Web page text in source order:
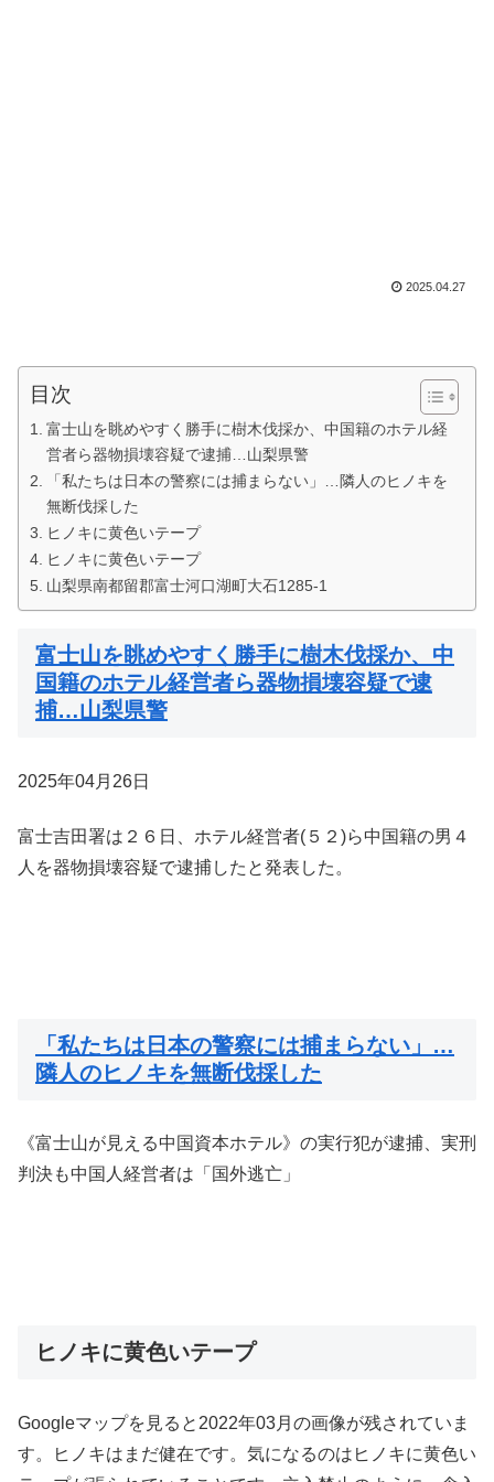
2025.04.27
目次
富士山を眺めやすく勝手に樹木伐採か、中国籍のホテル経
営者ら器物損壊容疑で逮捕…山梨県警
「私たちは日本の警察には捕まらない」…隣人のヒノキを
無断伐採した
ヒノキに黄色いテープ
ヒノキに黄色いテープ
山梨県南都留郡富士河口湖町大石1285-1
富士山を眺めやすく勝手に樹木伐採か、中
国籍のホテル経営者ら器物損壊容疑で逮
捕…山梨県警
2025年04月26日
富士吉田署は２６日、ホテル経営者(５２)ら中国籍の男４
人を器物損壊容疑で逮捕したと発表した。
「私たちは日本の警察には捕まらない」…
隣人のヒノキを無断伐採した
《富士山が見える中国資本ホテル》の実行犯が逮捕、実刑
判決も中国人経営者は「国外逃亡」
ヒノキに黄色いテープ
Googleマップを見ると2022年03月の画像が残されていま
す。ヒノキはまだ健在です。気になるのはヒノキに黄色い